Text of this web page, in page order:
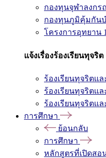
กองทุนจุฬาลงก
กองทุนภูมิคุ้มกันบ
โครงการอุทยาน
แจ้งเรื่องร้องเรียนทุจริต
ร้องเรียนทุจริตแ
ร้องเรียนทุจริตแ
ร้องเรียนทุจริตแ
การศึกษา
ย้อนกลับ
การศึกษา
หลักสูตรที่เปิดสอ